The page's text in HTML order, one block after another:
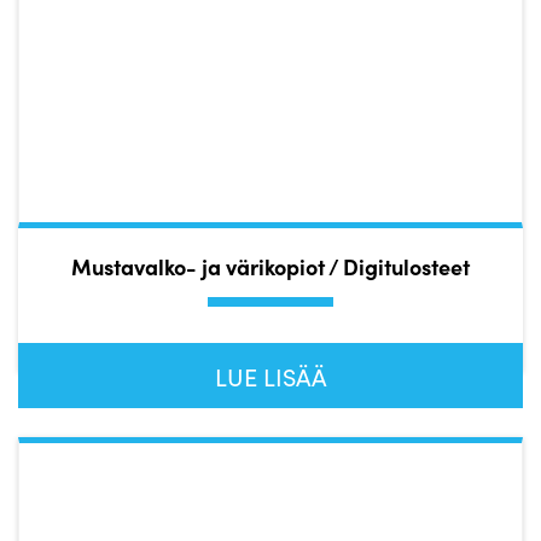
Mustavalko- ja värikopiot / Digitulosteet
LUE LISÄÄ